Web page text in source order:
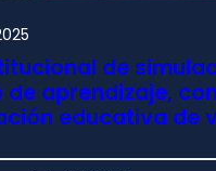
de
de aprendizaje,
educativa de